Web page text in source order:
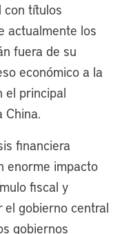
con títulos
actualmente los
fuera de su
económico a la
el principal
China.
financiera
enorme impacto
fiscal y
el gobierno central
gobiernos